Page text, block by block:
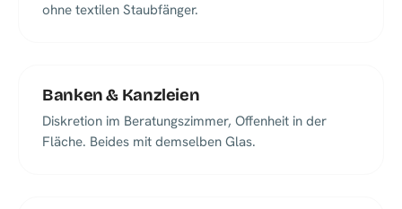
ohne textilen Staubfänger.
Banken & Kanzleien
Diskretion im Beratungszimmer, Offenheit in der
Fläche. Beides mit demselben Glas.